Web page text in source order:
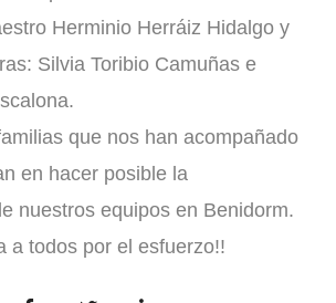
Herminio Herráiz Hidalgo y
Silvia Toribio Camuñas e
que nos han acompañado
en hacer posible la
nuestros equipos en Benidorm.
a todos por el esfuerzo!!